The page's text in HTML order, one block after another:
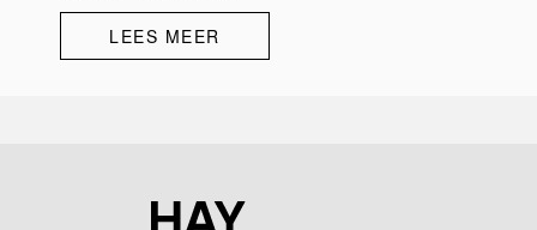
LEES MEER